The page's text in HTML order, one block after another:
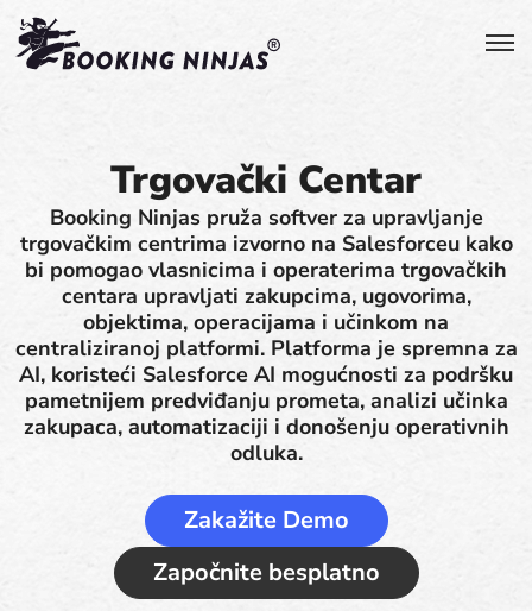
Trgovački Centar
Booking Ninjas pruža softver za upravljanje
trgovačkim centrima izvorno na Salesforceu kako
bi pomogao vlasnicima i operaterima trgovačkih
centara upravljati zakupcima, ugovorima,
objektima, operacijama i učinkom na
centraliziranoj platformi. Platforma je spremna za
AI, koristeći Salesforce AI mogućnosti za podršku
pametnijem predviđanju prometa, analizi učinka
zakupaca, automatizaciji i donošenju operativnih
odluka.
Zakažite Demo
Započnite besplatno